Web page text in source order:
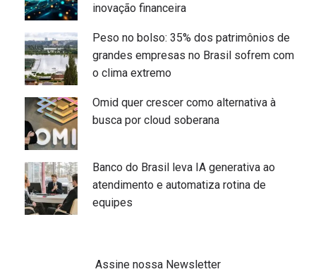
inovação financeira
Peso no bolso: 35% dos patrimônios de
grandes empresas no Brasil sofrem com
o clima extremo
Omid quer crescer como alternativa à
busca por cloud soberana
Banco do Brasil leva IA generativa ao
atendimento e automatiza rotina de
equipes
Assine nossa Newsletter